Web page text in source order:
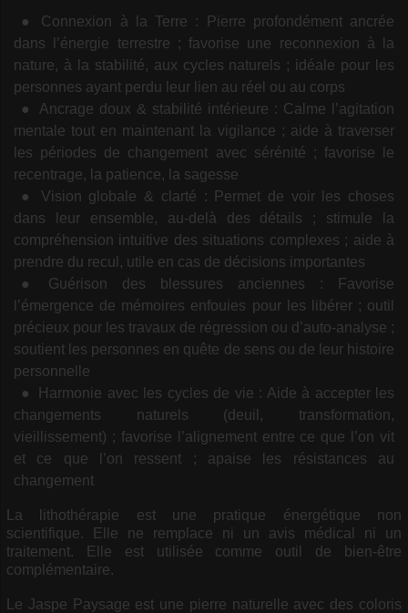
Connexion à la Terre : Pierre profondément ancrée
dans l’énergie terrestre ; favorise une reconnexion à la
nature, à la stabilité, aux cycles naturels ; idéale pour les
personnes ayant perdu leur lien au réel ou au corps
Ancrage doux & stabilité intérieure : Calme l’agitation
mentale tout en maintenant la vigilance ; aide à traverser
les périodes de changement avec sérénité ; favorise le
recentrage, la patience, la sagesse
Vision globale & clarté : Permet de voir les choses
dans leur ensemble, au-delà des détails ; stimule la
compréhension intuitive des situations complexes ; aide à
prendre du recul, utile en cas de décisions importantes
Guérison des blessures anciennes : Favorise
l’émergence de mémoires enfouies pour les libérer ; outil
précieux pour les travaux de régression ou d’auto-analyse ;
soutient les personnes en quête de sens ou de leur histoire
personnelle
Harmonie avec les cycles de vie : Aide à accepter les
changements naturels (deuil, transformation,
vieillissement) ; favorise l’alignement entre ce que l’on vit
et ce que l’on ressent ; apaise les résistances au
changement
La lithothérapie est une pratique énergétique non
scientifique. Elle ne remplace ni un avis médical ni un
traitement. Elle est utilisée comme outil de bien-être
complémentaire.
Le Jaspe Paysage est une pierre naturelle avec des coloris